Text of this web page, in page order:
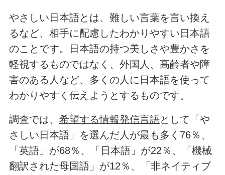
やさしい日本語とは、難しい言葉を言い換え
るなど、相手に配慮したわかりやすい日本語
のことです。日本語の持つ美しさや豊かさを
軽視するものではなく、外国人、高齢者や障
害のある人など、多くの人に日本語を使って
わかりやすく伝えようとするものです。
調査では、 希望する情報発信言語として「や
さしい日本語」を選んだ人が最も多く76％、
「英語」が68％、「日本語」が22％、「機械
翻訳された母国語」が12％、「非ネイティブ